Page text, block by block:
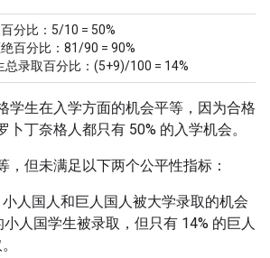
分比：5/10 = 50%
百分比：81/90 = 90%
录取百分比：(5+9)/100 = 14%
学生在入学方面的机会平等，因为合格
卜丁奈格人都只有 50% 的入学机会。
，但未满足以下两个公平性指标：
小人国人和巨人国人被大学录取的机会
人国学生被录取，但只有 14% 的巨人